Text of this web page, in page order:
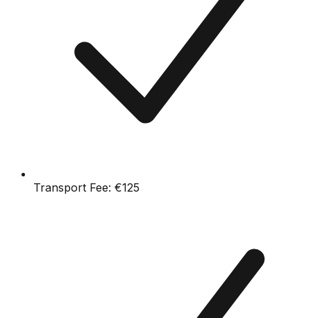
Transport Fee: €125